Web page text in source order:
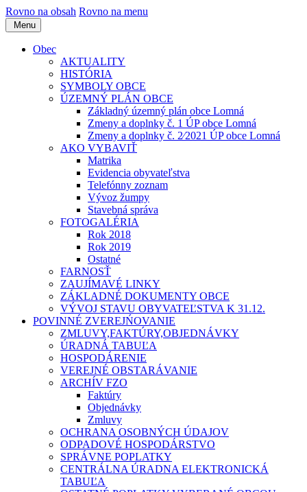
Rovno na obsah Rovno na menu
Menu
Obec
AKTUALITY
HISTÓRIA
SYMBOLY OBCE
ÚZEMNÝ PLÁN OBCE
Základný územný plán obce Lomná
Zmeny a doplnky č. 1 ÚP obce Lomná
Zmeny a doplnky č. 2⁄2021 ÚP obce Lomná
AKO VYBAVIŤ
Matrika
Evidencia obyvateľstva
Telefónny zoznam
Vývoz žumpy
Stavebná správa
FOTOGALÉRIA
Rok 2018
Rok 2019
Ostatné
FARNOSŤ
ZAUJÍMAVÉ LINKY
ZÁKLADNÉ DOKUMENTY OBCE
VÝVOJ STAVU OBYVATEĽSTVA K 31.12.
POVINNÉ ZVEREJŃOVANIE
ZMLUVY,FAKTÚRY,OBJEDNÁVKY
ÚRADNÁ TABUĽA
HOSPODÁRENIE
VEREJNÉ OBSTARÁVANIE
ARCHÍV FZO
Faktúry
Objednávky
Zmluvy
OCHRANA OSOBNÝCH ÚDAJOV
ODPADOVÉ HOSPODÁRSTVO
SPRÁVNE POPLATKY
CENTRÁLNA ÚRADNA ELEKTRONICKÁ
TABUĽA